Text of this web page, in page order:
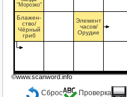
Сброс Проверка
"Морозко"
Блажен-
ство/
Чёрный
гриб
Элемент
часов/
Орудие
©www.scanword.info